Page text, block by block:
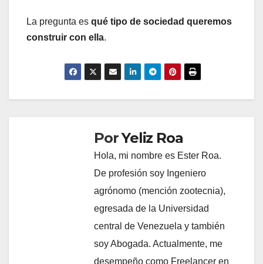
La pregunta es qué tipo de sociedad queremos
construir con ella.
PorYeliz Roa
Hola, mi nombre es Ester Roa.
De profesión soy Ingeniero
agrónomo (mención zootecnia),
egresada de la Universidad
central de Venezuela y también
soy Abogada. Actualmente, me
desempeño como Freelancer en